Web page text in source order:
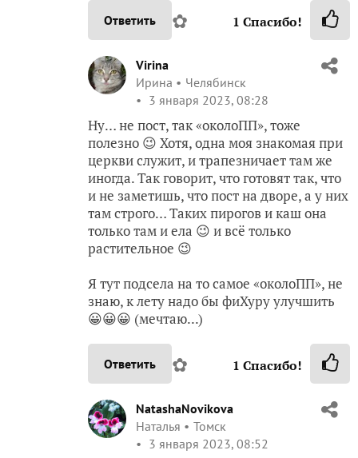
Ответить ✿ 1 Спасибо!
Virina
Ирина
Челябинск
3 января 2023, 08:28
Ну… не пост, так «околоПП», тоже
полезно 😉 Хотя, одна моя знакомая при
церкви служит, и трапезничает там же
иногда. Так говорит, что готовят так, что
и не заметишь, что пост на дворе, а у них
там строго… Таких пирогов и каш она
только там и ела 😉 и всё только
растительное 😉
Я тут подсела на то самое «околоПП», не
знаю, к лету надо бы фиХуру улучшить
😀😀😀 (мечтаю...)
Ответить ✿ 1 Спасибо!
NatashaNovikova
Наталья
Томск
3 января 2023, 08:52